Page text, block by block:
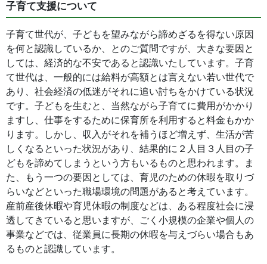
子育て支援について
子育て世代が、子どもを望みながら諦めざるを得ない原因
を何と認識しているか、とのご質問ですが、大きな要因と
しては、経済的な不安であると認識いたしています。子育
て世代は、一般的には給料が高額とは言えない若い世代で
あり、社会経済の低迷がそれに追い討ちをかけている状況
です。子どもを生むと、当然ながら子育てに費用がかかり
ますし、仕事をするために保育所を利用すると料金もかか
ります。しかし、収入がそれを補うほど増えず、生活が苦
しくなるといった状況があり、結果的に２人目３人目の子
どもを諦めてしまうという方もいるものと思われます。ま
た、もう一つの要因としては、育児のための休暇を取りづ
らいなどといった職場環境の問題があると考えています。
産前産後休暇や育児休暇の制度などは、ある程度社会に浸
透してきていると思いますが、ごく小規模の企業や個人の
事業などでは、従業員に長期の休暇を与えづらい場合もあ
るものと認識しています。